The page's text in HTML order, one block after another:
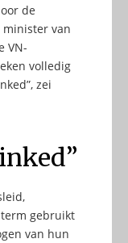
de
minister van
VN-
volledig
zei
term gebruikt
van hun